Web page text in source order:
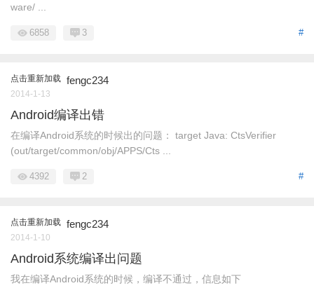
ware/ ...
#
6858 3
点击重新加载 fengc234
2014-1-13
Android编译出错
在编译Android系统的时候出的问题： target Java: CtsVerifier
(out/target/common/obj/APPS/Cts ...
#
4392 2
点击重新加载 fengc234
2014-1-10
Android系统编译出问题
我在编译Android系统的时候，编译不通过，信息如下